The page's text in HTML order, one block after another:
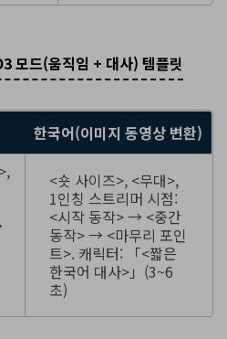
모드(움직임 + 대사) 템플릿
한국어(이미지 동영상 변환)
<숏 사이즈>, <무대>,
1인칭 스트리머 시점:
<시작 동작> → <중간
동작> → <마무리 포인
트>. 캐릭터: 「<짧은
한국어 대사>」(3~6
초)